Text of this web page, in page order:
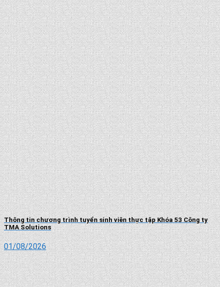
Thông tin chương trình tuyển sinh viên thực tập Khóa 53 Công ty
TMA Solutions
01/08/2026